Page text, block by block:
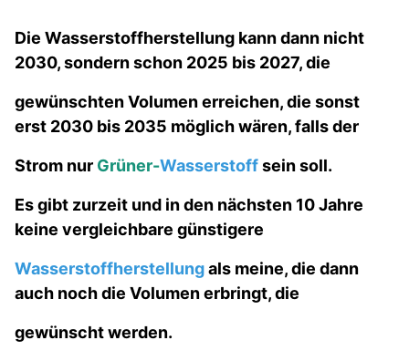
Die Wasserstoffherstellung kann dann nicht
2030, sondern schon 2025 bis 2027, die
gewünschten Volumen erreichen, die sonst
erst 2030 bis 2035 möglich wären, falls der
Strom nur Grüner-Wasserstoffsein soll.
Es gibt zurzeit und in den nächsten 10 Jahre
keine vergleichbare günstigere
Wasserstoffherstellungals meine, die dann
auch noch die Volumen erbringt, die
gewünscht werden.